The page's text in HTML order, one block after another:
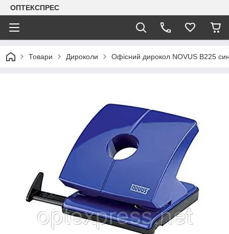
ОПТЕКСПРЕС
Товари Дироколи Офісний дирокол NOVUS В225